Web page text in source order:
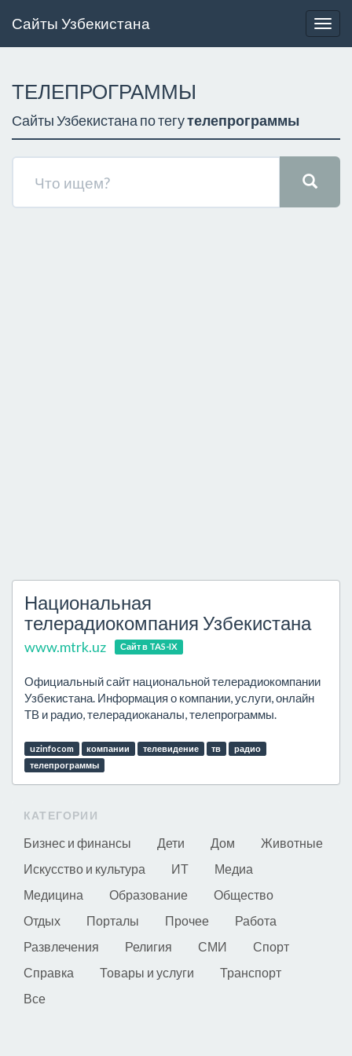
Сайты Узбекистана
ТЕЛЕПРОГРАММЫ
Сайты Узбекистана по тегутелепрограммы
Национальная
телерадиокомпания Узбекистана
www.mtrk.uz Сайт в TAS-IX
Официальный сайт национальной телерадиокомпании
Узбекистана. Информация о компании, услуги, онлайн
ТВ и радио, телерадиоканалы, телепрограммы.
uzinfocom компании телевидение тв
радио
телепрограммы
КАТЕГОРИИ
Бизнес и финансы Дети Дом
Животные
Искусство и культура
ИТ
Медиа
Медицина
Образование
Общество
Отдых
Порталы Прочее
Работа
Развлечения
Религия СМИ
Спорт
Справка
Товары и услуги
Транспорт
Все